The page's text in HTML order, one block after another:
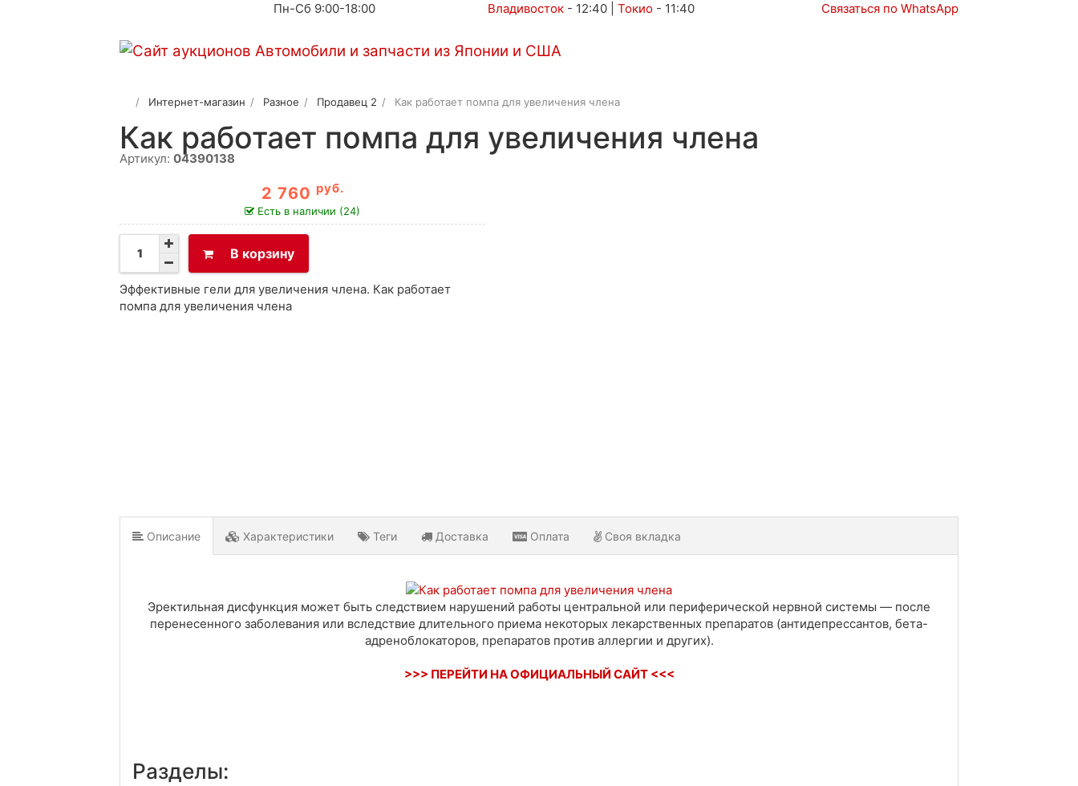
Пн-Сб 9:00-18:00 Владивосток- 12:40| Токио- 11:40
Связаться по WhatsApp
Интернет-магазин Разное Продавец 2 Как работает помпа для увеличения члена
Как работает помпа для увеличения члена
Артикул:04390138
2 760 руб.
Есть в наличии (24)
В корзину
Эффективные гели для увеличения члена. Как работает
помпа для увеличения члена
Описание Характеристики Теги Доставка Оплата Своя вкладка
Эректильная дисфункция может быть следствием нарушений работы центральной или периферической нервной системы — после
перенесенного заболевания или вследствие длительного приема некоторых лекарственных препаратов (антидепрессантов, бета-
адреноблокаторов, препаратов против аллергии и других).
>>> ПЕРЕЙТИ НА ОФИЦИАЛЬНЫЙ САЙТ <<<
Разделы: